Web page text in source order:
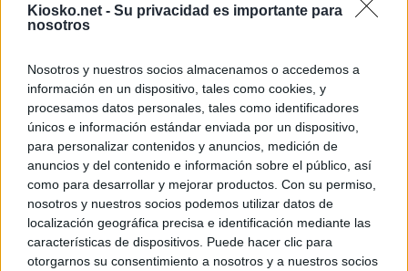
Kiosko.net - Su privacidad es importante para
nosotros
Nosotros y nuestros socios almacenamos o accedemos a
información en un dispositivo, tales como cookies, y
procesamos datos personales, tales como identificadores
únicos e información estándar enviada por un dispositivo,
para personalizar contenidos y anuncios, medición de
anuncios y del contenido e información sobre el público, así
como para desarrollar y mejorar productos. Con su permiso,
nosotros y nuestros socios podemos utilizar datos de
localización geográfica precisa e identificación mediante las
características de dispositivos. Puede hacer clic para
otorgarnos su consentimiento a nosotros y a nuestros socios